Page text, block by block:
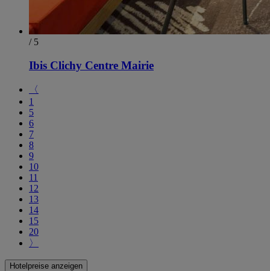
/ 5
Ibis Clichy Centre Mairie
〈
1
5
6
7
8
9
10
11
12
13
14
15
20
〉
Hotelpreise anzeigen